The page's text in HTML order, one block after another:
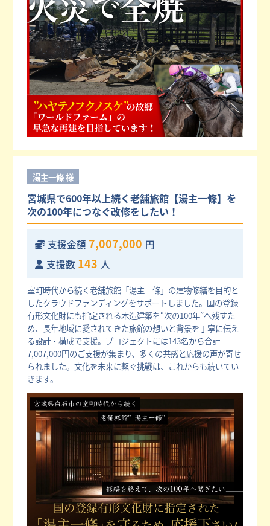
湯主一條 様
宮城県で600年以上続く老舗旅館【湯主一條】を
次の100年につなぐ改修をしたい！
支援金額 7,007,000 円
支援数 143 人
室町時代から続く老舗旅館「湯主一條」の建物修繕を目的と
したクラウドファンディングをサポートしました。国の登録
有形文化財にも指定される木造建築を“次の100年”へ残すた
め、長年地域に愛されてきた旅館の想いと背景を丁寧に伝え
る設計・構成で支援。プロジェクトには143名から合計
7,007,000円のご支援が集まり、多くの共感と応援の声が寄せ
られました。文化を未来に繋ぐ挑戦は、これからも続いてい
きます。